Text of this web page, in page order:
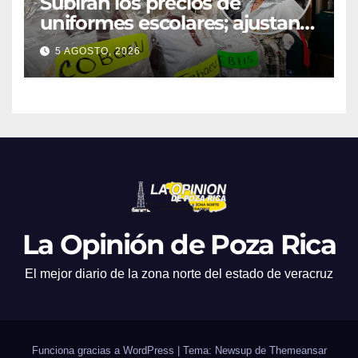
uniformes escolares; ajustan
promociones
5 AGOSTO, 2026
La Opinión de Poza Rica
El mejor diario de la zona norte del estado de veracruz
Funciona gracias a WordPress Tema: Newsup de Themeansar